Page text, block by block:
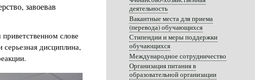
завоевав
слове
дисциплина,
деятельность
Вакантные места для приема
(перевода) обучающихся
Стипендии и меры поддержки
обучающихся
Международное сотрудничество
Организация питания в
образовательной организации